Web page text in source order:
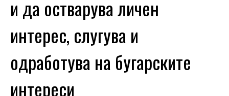
и да остварува личен
интерес, слугува и
одработува на бугарските
интереси